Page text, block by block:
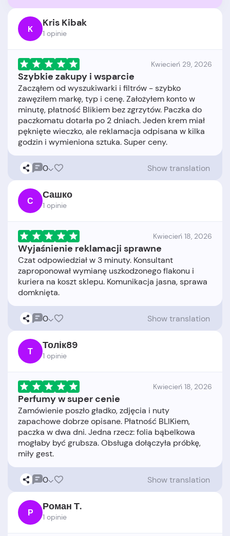
K Kris Kibak
1 opinie
Kwiecień 29, 2026
Szybkie zakupy i wsparcie
Zacząłem od wyszukiwarki i filtrów - szybko
zawęziłem markę, typ i cenę. Założyłem konto w
minutę, płatność Blikiem bez zgrzytów. Paczka do
paczkomatu dotarła po 2 dniach. Jeden krem miał
pęknięte wieczko, ale reklamacja odpisana w kilka
0 Show translation
С Сашко
1 opinie
Kwiecień 18, 2026
Wyjaśnienie reklamacji sprawne
Czat odpowiedział w 3 minuty. Konsultant
zaproponował wymianę uszkodzonego flakonu i
kuriera na koszt sklepu. Komunikacja jasna, sprawa
0 Show translation
Т Толік89
1 opinie
Kwiecień 18, 2026
Perfumy w super cenie
Zamówienie poszło gładko, zdjęcia i nuty
zapachowe dobrze opisane. Płatność BLIKiem,
paczka w dwa dni. Jedna rzecz: folia bąbelkowa
mogłaby być grubsza. Obsługa dołączyła próbkę,
0 Show translation
Р Роман Т.
1 opinie